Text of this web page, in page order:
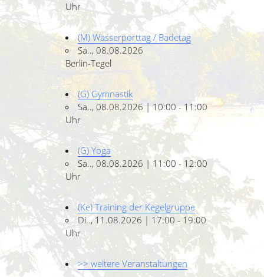
Uhr
(M) Wasserporttag / Badetag
Sa.., 08.08.2026
Berlin-Tegel
(G) Gymnastik
Sa.., 08.08.2026 | 10:00 - 11:00
Uhr
(G) Yoga
Sa.., 08.08.2026 | 11:00 - 12:00
Uhr
(Ke) Training der Kegelgruppe
Di.., 11.08.2026 | 17:00 - 19:00
Uhr
>> weitere Veranstaltungen